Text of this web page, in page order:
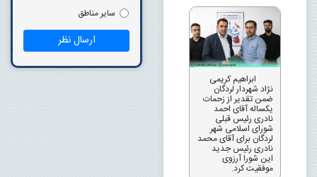
ابراهیم کریمی
نژاد شهردار لردگان
ضمن تقدیر از زحمات
یکساله آقای احمد
نادری رئیس قبلی
شورای اسلامی شهر
لردگان برای آقای محمد
نادری رئیس جدید
این شورا آرزوی
موفقیت کرد.
سایر مناطق